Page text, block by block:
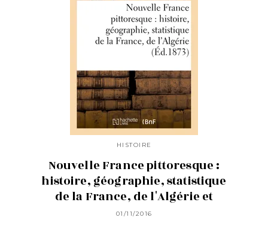
HISTOIRE
Nouvelle France pittoresque :
histoire, géographie, statistique
de la France, de l'Algérie et
01/11/2016